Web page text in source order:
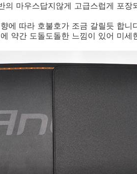
의 마우스답지않게 고급스럽게 포
에 따라 호불호가 조금 갈릴듯 합니
약간 도돌도돌한 느낌이 있어 미